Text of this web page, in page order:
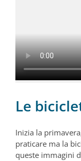
Le
Inizia la
praticare ma la
queste immagini